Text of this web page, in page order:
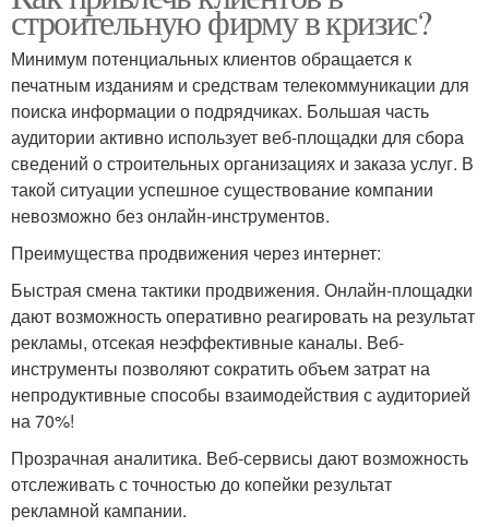
строительную фирму в кризис?
Минимум потенциальных клиентов обращается к
печатным изданиям и средствам телекоммуникации для
поиска информации о подрядчиках. Большая часть
аудитории активно использует веб-площадки для сбора
сведений о строительных организациях и заказа услуг. В
такой ситуации успешное существование компании
невозможно без онлайн-инструментов.
Преимущества продвижения через интернет:
Быстрая смена тактики продвижения. Онлайн-площадки
дают возможность оперативно реагировать на результат
рекламы, отсекая неэффективные каналы. Веб-
инструменты позволяют сократить объем затрат на
непродуктивные способы взаимодействия с аудиторией
на 70%!
Прозрачная аналитика. Веб-сервисы дают возможность
отслеживать с точностью до копейки результат
рекламной кампании.